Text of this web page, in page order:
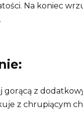
Na koniec
gorącą z
z chrupiącym